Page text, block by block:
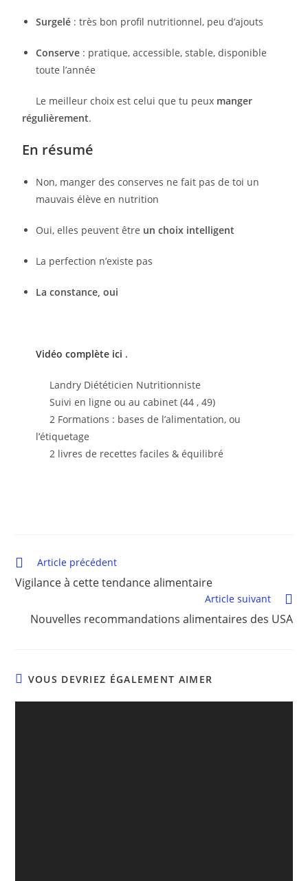
Surgelé : très bon profil nutritionnel, peu d’ajouts
Conserve : pratique, accessible, stable, disponible
toute l’année
Le meilleur choix est celui que tu peux manger
régulièrement.
En résumé
Non, manger des conserves ne fait pas de toi un
mauvais élève en nutrition
Oui, elles peuvent être un choix intelligent
La perfection n’existe pas
La constance, oui
Vidéo complète ici .
Landry Diététicien Nutritionniste
Suivi en ligne ou au cabinet (44 , 49)
2 Formations : bases de l’alimentation, ou
l’étiquetage
2 livres de recettes faciles & équilibré
Article précédent
Vigilance à cette tendance alimentaire
Article suivant
Nouvelles recommandations alimentaires des USA
VOUS DEVRIEZ ÉGALEMENT AIMER